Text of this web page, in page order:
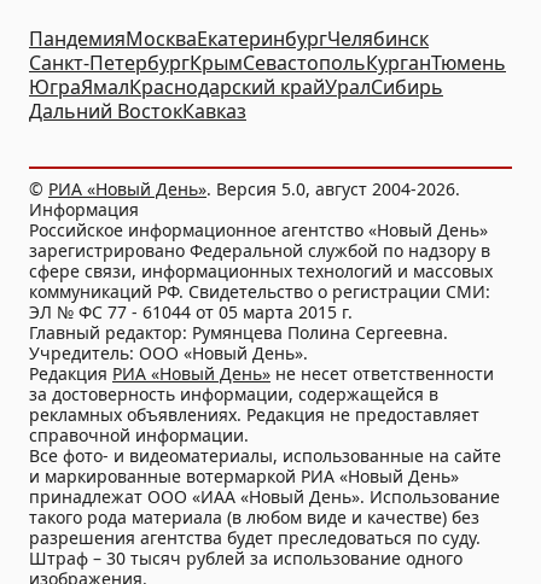
ПандемияМоскваЕкатеринбургЧелябинск
Санкт-ПетербургКрымСевастопольКурганТюмень
ЮграЯмалКраснодарский крайУралСибирь
Дальний ВостокКавказ
© РИА «Новый День». Версия 5.0, август 2004-2026.
Информация
Российское информационное агентство «Новый День»
зарегистрировано Федеральной службой по надзору в
сфере связи, информационных технологий и массовых
коммуникаций РФ. Свидетельство о регистрации СМИ:
ЭЛ № ФС 77 - 61044 от 05 марта 2015 г.
Главный редактор: Румянцева Полина Сергеевна.
Учредитель: ООО «Новый День».
Редакция РИА «Новый День» не несет ответственности
за достоверность информации, содержащейся в
рекламных объявлениях. Редакция не предоставляет
справочной информации.
Все фото- и видеоматериалы, использованные на сайте
и маркированные вотермаркой РИА «Новый День»
принадлежат ООО «ИАА «Новый День». Использование
такого рода материала (в любом виде и качестве) без
разрешения агентства будет преследоваться по суду.
Штраф – 30 тысяч рублей за использование одного
изображения.